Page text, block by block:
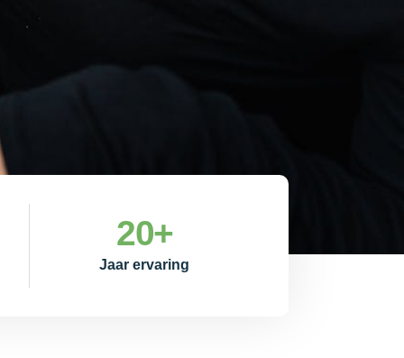
Jaar ervaring
20+